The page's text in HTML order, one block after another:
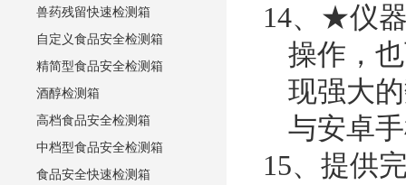
兽药残留快速检测箱
自定义食品安全检测箱
精简型食品安全检测箱
酒醇检测箱
高档食品安全检测箱
中档型食品安全检测箱
食品安全快速检测箱
14、★仪
操作，
现强大
与安卓
15、提供